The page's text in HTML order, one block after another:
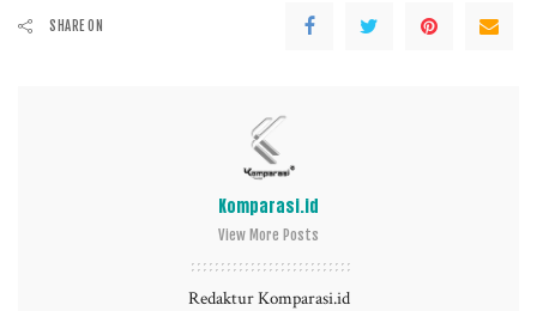
SHARE ON
Komparasi.id
View More Posts
Redaktur Komparasi.id